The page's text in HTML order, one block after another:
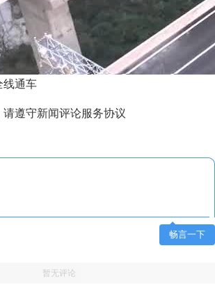
线通车
遵守新闻评论服务协议
畅言一下
暂无评论